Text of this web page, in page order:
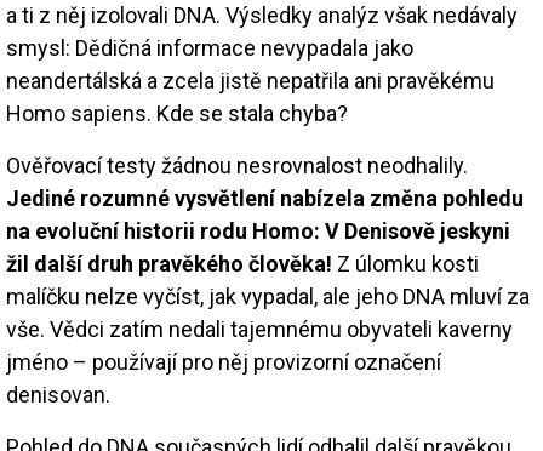
a ti z něj izolovali DNA. Výsledky analýz však nedávaly
smysl: Dědičná informace nevypadala jako
neandertálská a zcela jistě nepatřila ani pravěkému
Homo sapiens. Kde se stala chyba?
Ověřovací testy žádnou nesrovnalost neodhalily.
Jediné rozumné vysvětlení nabízela změna pohledu
na evoluční historii rodu Homo: V Denisově jeskyni
žil další druh pravěkého člověka! Z úlomku kosti
malíčku nelze vyčíst, jak vypadal, ale jeho DNA mluví za
vše. Vědci zatím nedali tajemnému obyvateli kaverny
jméno – používají pro něj provizorní označení
denisovan.